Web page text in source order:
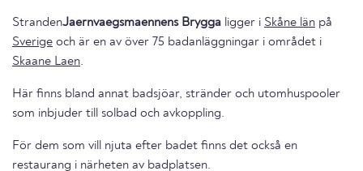
StrandenJaernvaegsmaennens Brygga ligger i Skåne län på
Sverige och är en av över 75 badanläggningar i området i
Skaane Laen.
Här finns bland annat badsjöar, stränder och utomhuspooler
som inbjuder till solbad och avkoppling.
För dem som vill njuta efter badet finns det också en
restaurang i närheten av badplatsen.